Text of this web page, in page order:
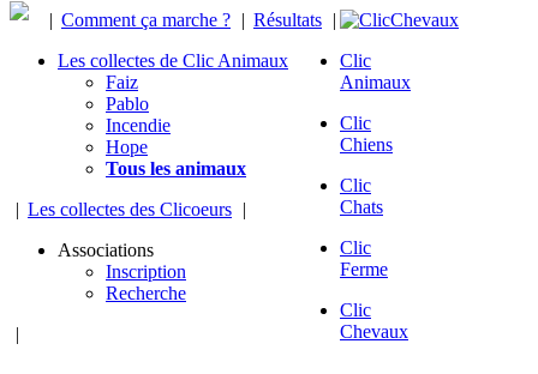
| Comment ça marche ? | Résultats |
Les collectes de Clic Animaux
Faiz
Pablo
Incendie
Hope
Tous les animaux
| Les collectes des Clicoeurs |
Associations
Inscription
Recherche
|
Clic
Animaux
Clic
Chiens
Clic
Chats
Clic
Ferme
Clic
Chevaux